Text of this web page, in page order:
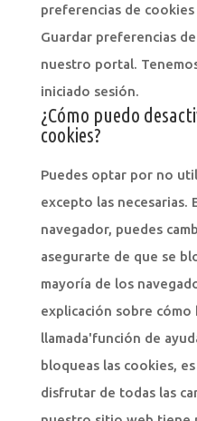
preferencias de
Guardar preferencias
nuestro portal.
iniciado sesión.
¿Cómo puedo
cookies?
Puedes optar por no
excepto las necesarias.
navegador, puedes
asegurarte de que se
mayoría de los
explicación sobre cómo
llamada'función de
bloqueas las cookies,
disfrutar de todas las